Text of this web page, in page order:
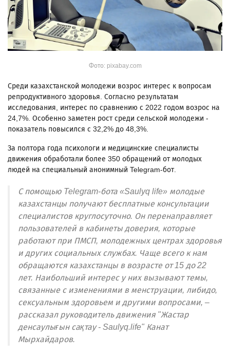
Фото: pixabay.com
Среди казахстанской молодежи возрос интерес к вопросам
репродуктивного здоровья. Согласно результатам
исследования, интерес по сравнению с 2022 годом возрос на
24,7%. Особенно заметен рост среди сельской молодежи -
показатель повысился с 32,2% до 48,3%.
За полтора года психологи и медицинские специалисты
движения обработали более 350 обращений от молодых
людей на специальный анонимный Telegram-бот.
С помощью Telegram-бота «Saulyq life» молодые
казахстанцы получают бесплатные консультации
специалистов круглосуточно. Он перенаправляет
пользователей в кабинеты доверия, которые
работают при ПМСП, молодежных центрах здоровья
и других социальных службах. Чаще всего к нам
обращаются казахстанцы в возрасте от 15 до 22
лет. Наибольший интерес у них вызывают темы,
связанные с изменениями в менструации, либидо,
сексуальным здоровьем и другими вопросами, –
рассказал руководитель движения "Жастар
денсаулығын сақтау - Saulyq.life" Канат
Мырхайдаров.